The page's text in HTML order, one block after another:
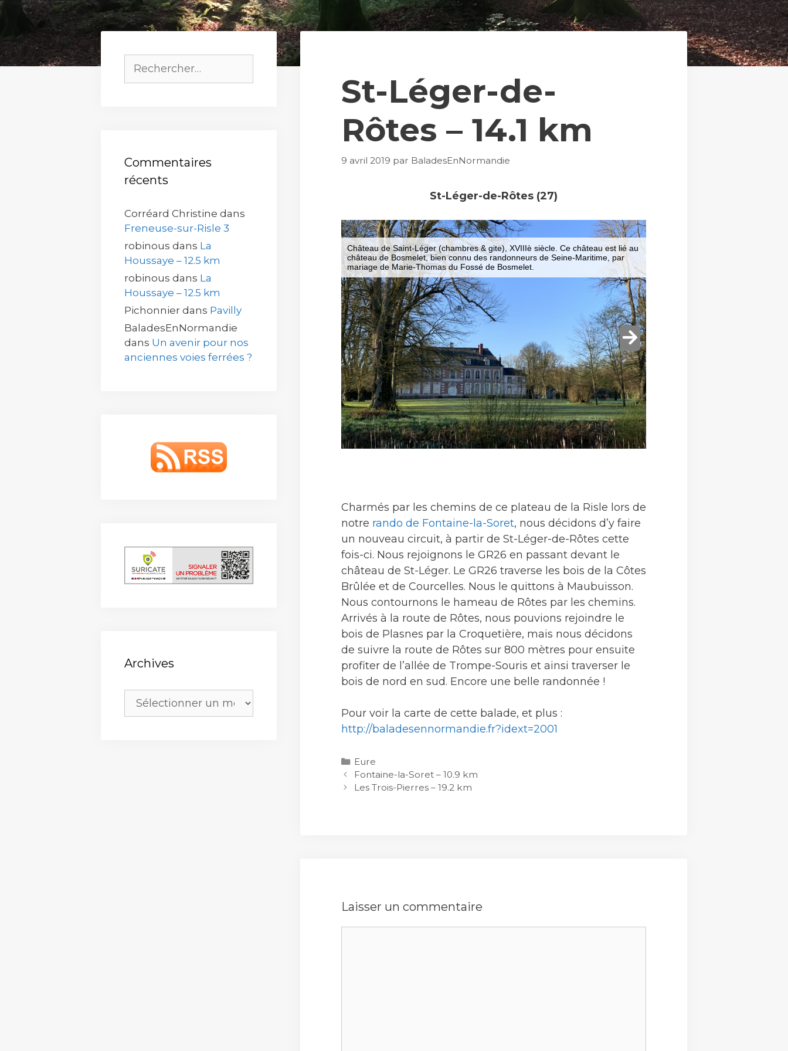
St-Léger-de-
Rôtes – 14.1 km
9 avril 2019 par BaladesEnNormandie
St-Léger-de-Rôtes (27)
Charmés par les chemins de ce plateau de la Risle lors de
notre rando de Fontaine-la-Soret, nous décidons d’y faire
un nouveau circuit, à partir de St-Léger-de-Rôtes cette
fois-ci. Nous rejoignons le GR26 en passant devant le
château de St-Léger. Le GR26 traverse les bois de la Côtes
Brûlée et de Courcelles. Nous le quittons à Maubuisson.
Nous contournons le hameau de Rôtes par les chemins.
Arrivés à la route de Rôtes, nous pouvions rejoindre le
bois de Plasnes par la Croquetière, mais nous décidons
de suivre la route de Rôtes sur 800 mètres pour ensuite
profiter de l’allée de Trompe-Souris et ainsi traverser le
bois de nord en sud. Encore une belle randonnée !
Pour voir la carte de cette balade, et plus :
http://baladesennormandie.fr?idext=2001
Catégories
Eure
Fontaine-la-Soret – 10.9 km
Les Trois-Pierres – 19.2 km
Laisser un commentaire
Rechercher :
Commentaires
récents
Corréard Christine dans
Freneuse-sur-Risle 3
robinous dans La
Houssaye – 12.5 km
robinous dans La
Houssaye – 12.5 km
Pichonnier dans Pavilly
BaladesEnNormandie
dans Un avenir pour nos
anciennes voies ferrées ?
Archives
Archives